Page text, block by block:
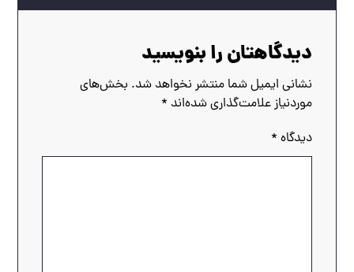
دیدگاهتان را بنویسید
نشانی ایمیل شما منتشر نخواهد شد. بخش‌های
موردنیاز علامت‌گذاری شده‌اند *
دیدگاه *